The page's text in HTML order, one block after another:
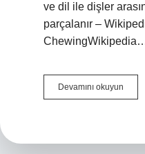
ve dil ile dişler
parçalanır –
Devamını okuyun
Ne